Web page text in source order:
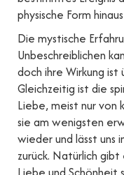
physische Form
Die mystische
Unbeschreiblichen
doch ihre Wirkung
Gleichzeitig ist die
Liebe, meist nur von
sie am wenigsten
wieder und lässt uns
zurück. Natürlich